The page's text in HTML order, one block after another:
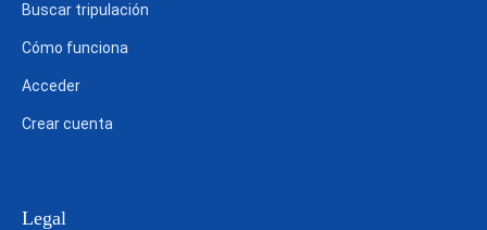
Buscar tripulación
Cómo funciona
Acceder
Crear cuenta
Legal